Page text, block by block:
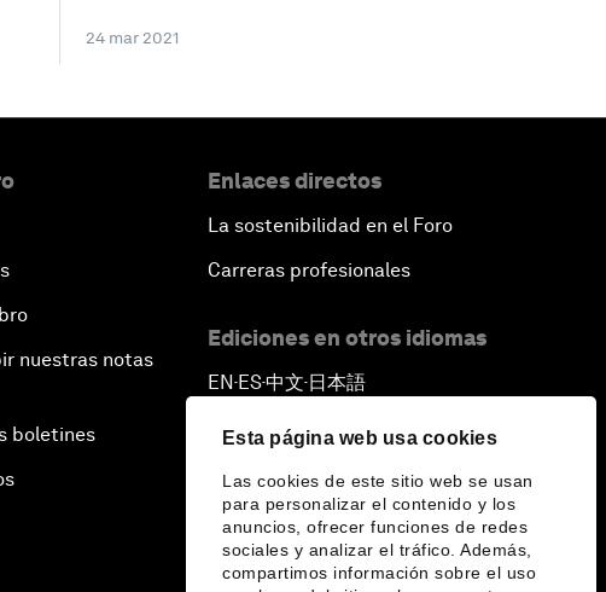
Esta página web usa cookies
Las cookies de este sitio web se usan
para personalizar el contenido y los
anuncios, ofrecer funciones de redes
sociales y analizar el tráfico. Además,
compartimos información sobre el uso
24 mar 2021
nuestras notas
boletines
Enlaces directos
La sostenibilidad en el Foro
Carreras profesionales
Ediciones en otros idiomas
EN ▪ ES▪中文▪ 日本語